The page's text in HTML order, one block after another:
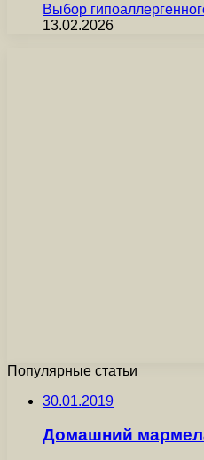
Выбор
13.02.2026
Популярные статьи
30.01.2019
Домашний